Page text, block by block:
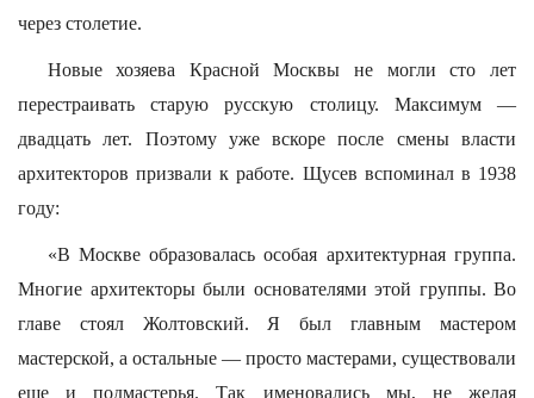
через столетие.
Новые хозяева Красной Москвы не могли сто лет
перестраивать старую русскую столицу. Максимум —
двадцать лет. Поэтому уже вскоре после смены власти
архитекторов призвали к работе. Щусев вспоминал в 1938
году:
«В Москве образовалась особая архитектурная группа.
Многие архитекторы были основателями этой группы. Во
главе стоял Жолтовский. Я был главным мастером
мастерской, а остальные — просто мастерами, существовали
еще и подмастерья. Так именовались мы, не желая